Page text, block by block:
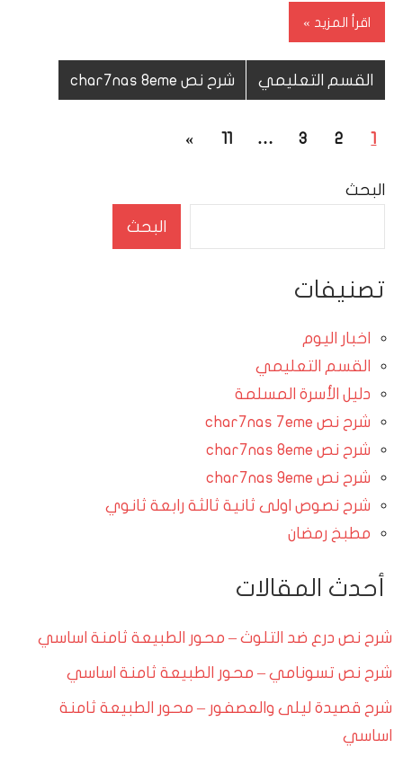
اقرأ المزيد
القسم التعليمي شرح نص char7nas 8eme
تعدد
المقالات
1
2
3
…
11
المقالات
»
البحث
البحث
تصنيفات
اخبار اليوم
القسم التعليمي
دليل الأسرة المسلمة
شرح نص char7nas 7eme
شرح نص char7nas 8eme
شرح نص char7nas 9eme
شرح نصوص اولى ثانية ثالثة رابعة ثانوي
مطبخ رمضان
أحدث المقالات
شرح نص درع ضد التلوث – محور الطبيعة ثامنة اساسي
شرح نص تسونامي – محور الطبيعة ثامنة اساسي
شرح قصيدة ليلى والعصفور – محور الطبيعة ثامنة
اساسي